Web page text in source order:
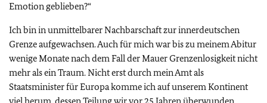
Emotion geblieben?“
Ich bin in unmittelbarer Nachbarschaft zur innerdeutschen
Grenze aufgewachsen. Auch für mich war bis zu meinem Abitur
wenige Monate nach dem Fall der Mauer Grenzenlosigkeit nicht
mehr als ein Traum. Nicht erst durch mein Amt als
Staatsminister für Europa komme ich auf unserem Kontinent